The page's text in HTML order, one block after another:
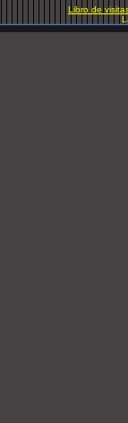
Libro de